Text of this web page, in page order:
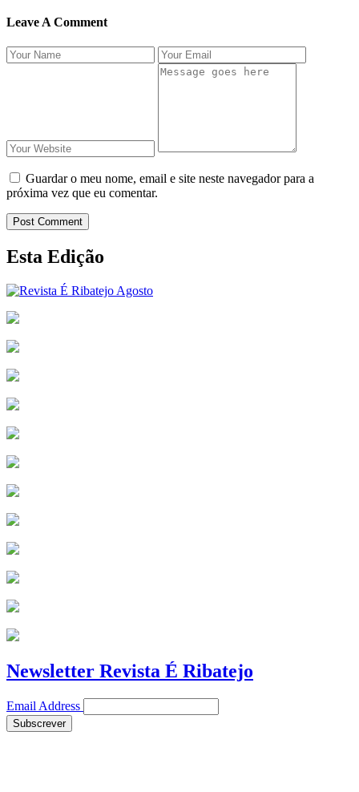
Leave A Comment
Guardar o meu nome, email e site neste navegador para a
próxima vez que eu comentar.
Post Comment
Esta Edição
Newsletter Revista É Ribatejo
Email Address